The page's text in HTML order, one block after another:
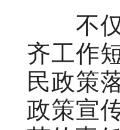
不仅
齐工作
民政策
政策宣